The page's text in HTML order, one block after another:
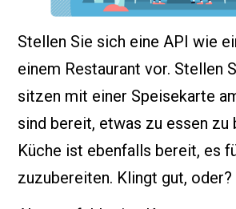
Stellen Sie sich eine API wie
einem Restaurant vor. Stellen
sitzen mit einer Speisekarte
sind bereit, etwas zu essen zu
Küche ist ebenfalls bereit, es
zuzubereiten. Klingt gut, oder?